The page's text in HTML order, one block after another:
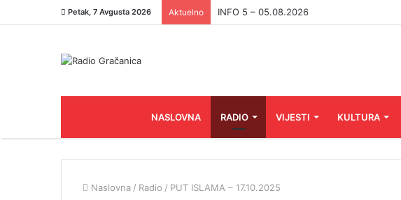
Petak, 7 Avgusta 2026 Aktuelno INFO 5 – 05.08.2026
NASLOVNA RADIO VIJESTI KULTURA
Naslovna / Radio / PUT ISLAMA – 17.10.2025